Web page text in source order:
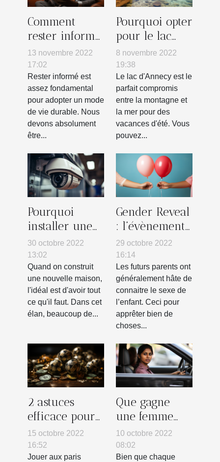
Comment
rester informé
?
13 novembre 2022
17:02
Rester informé est
assez fondamental
pour adopter un mode
de vie durable. Nous
devons absolument
être...
Pourquoi opter
pour le lac
d'Annecy ?
8 novembre 2022
19:38
Le lac d'Annecy est le
parfait compromis
entre la montagne et
la mer pour des
vacances d'été. Vous
pouvez...
Pourquoi
installer une
alarme
caméra dans
sa maison ?
30 octobre 2022
13:02
Quand on construit
une nouvelle maison,
l'idéal est d'avoir tout
ce qu'il faut. Dans cet
élan, beaucoup de...
Gender Reveal
: l’évènement
pour
découvrir le
sexe d’un
enfant
29 octobre 2022
16:14
Les futurs parents ont
généralement hâte de
connaitre le sexe de
l’enfant. Ceci pour
apprêter bien de
choses...
2 astuces
efficace pour
réussir ces
paris sportifs
15 octobre 2022
16:52
Jouer aux paris
Que gagne
une femme
qui reste
célibataire ?
10 octobre 2022
08:02
Bien que chaque